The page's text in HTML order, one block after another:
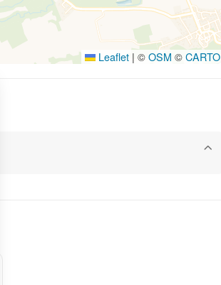
Leaflet | ©OSM ©CARTO